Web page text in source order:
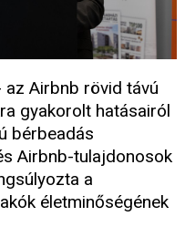
az Airbnb rövid távú
gyakorolt hatásairól
bérbeadás
Airbnb-tulajdonosok
a
életminőségének